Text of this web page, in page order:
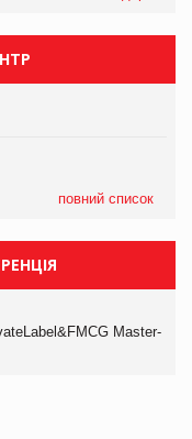
повний список
Master-